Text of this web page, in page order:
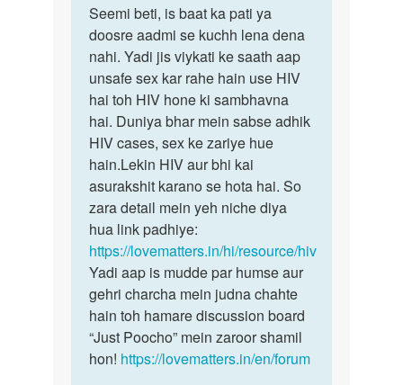
to
Yadi
apne
pati
ko
chore
kar…
by
Seema
Seemi
beti,
is
baat
ka
pati…
Seemi beti, is baat ka pati ya
doosre aadmi se kuchh lena dena
nahi. Yadi jis viykati ke saath aap
unsafe sex kar rahe hain use HIV
hai toh HIV hone ki sambhavna
hai. Duniya bhar mein sabse adhik
HIV cases, sex ke zariye hue
hain.Lekin HIV aur bhi kai
asurakshit karano se hota hai. So
zara detail mein yeh niche diya
hua link padhiye:
https://lovematters.in/hi/resource/hiv
Yadi aap is mudde par humse aur
gehri charcha mein judna chahte
hain toh hamare discussion board
“Just Poocho” mein zaroor shamil
hon! https://lovematters.in/en/forum